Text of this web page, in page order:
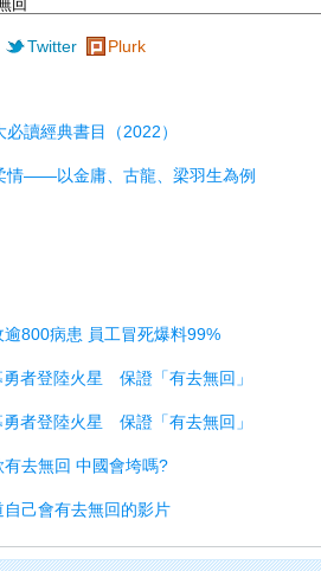
Twitter Plurk
讀經典書目（2022）
情——以金庸、古龍、梁羽生為例
800病患 員工冒死爆料99%
者登陸火星 保證「有去無回」
者登陸火星 保證「有去無回」
去無回 中國會垮嗎?
己會有去無回的影片